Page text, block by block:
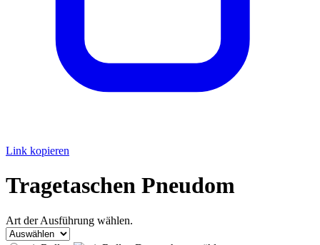
Link kopieren
Tragetaschen Pneudom
Art der Ausführung wählen.